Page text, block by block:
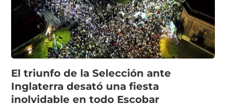
El triunfo de la Selección ante
Inglaterra desató una fiesta
inolvidable en todo Escobar